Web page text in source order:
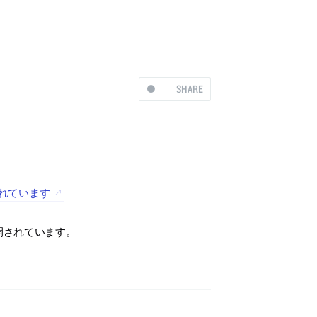
SHARE
ています
れています。